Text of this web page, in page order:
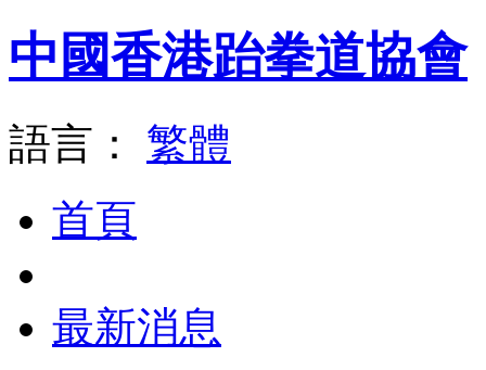
中國香港跆拳道協會
語言： 繁體
首頁
最新消息